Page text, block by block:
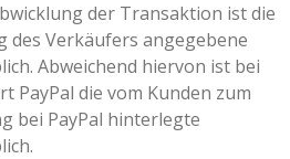
der Transaktion ist die
des Verkäufers angegebene
Abweichend hiervon ist bei
PayPal die vom Kunden zum
bei PayPal hinterlegte